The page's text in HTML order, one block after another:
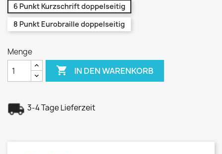
6 Punkt Kurzschrift doppelseitig
8 Punkt Eurobraille doppelseitig
Menge
 IN DEN WARENKORB
3-4 Tage Lieferzeit